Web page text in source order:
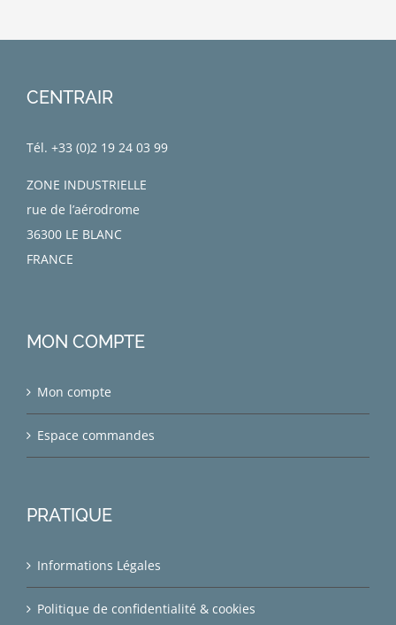
CENTRAIR
Tél. +33 (0)2 19 24 03 99
ZONE INDUSTRIELLE
rue de l’aérodrome
36300 LE BLANC
FRANCE
MON COMPTE
Mon compte
Espace commandes
PRATIQUE
Informations Légales
Politique de confidentialité & cookies